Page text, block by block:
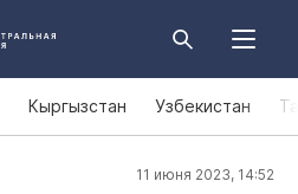
Кыргызстан Узбекистан
11 июня 2023, 14:52